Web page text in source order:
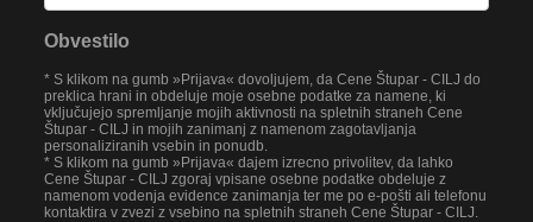
Obvestilo
* S klikom na gumb »Prijava« dovoljujem, da Cene Štupar - CILJ do
preklica hrani in obdeluje moje osebne podatke za namene, ki
vključujejo spremljanje mojih aktivnosti na spletnih straneh Cene
Štupar - CILJ in mojih zanimanj z namenom zagotavljanja
personaliziranih vsebin in ponudb.
* S klikom na gumb »Prijava« dajem izrecno privolitev, da lahko
Cene Štupar - CILJ zgoraj vpisane osebne podatke obdeluje z
namenom vodenja evidence zanimanja ter me po e-pošti ali telefonu
kontaktira v zvezi z vsebino na spletnih straneh Cene Štupar - CILJ.